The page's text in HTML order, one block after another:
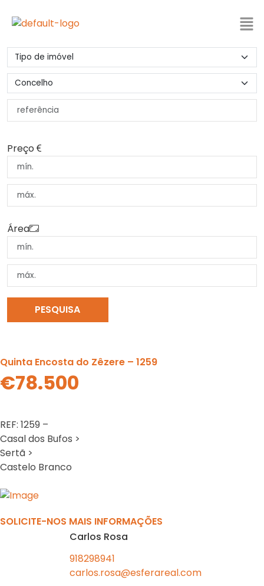
Preço
Área
PESQUISA
Quinta Encosta do Zêzere – 1259
€78.500
REF: 1259 –
Casal dos Bufos >
Sertã >
Castelo Branco
Previous
SOLICITE-NOS MAIS INFORMAÇÕES
Carlos Rosa
918298941
carlos.rosa@esferareal.com